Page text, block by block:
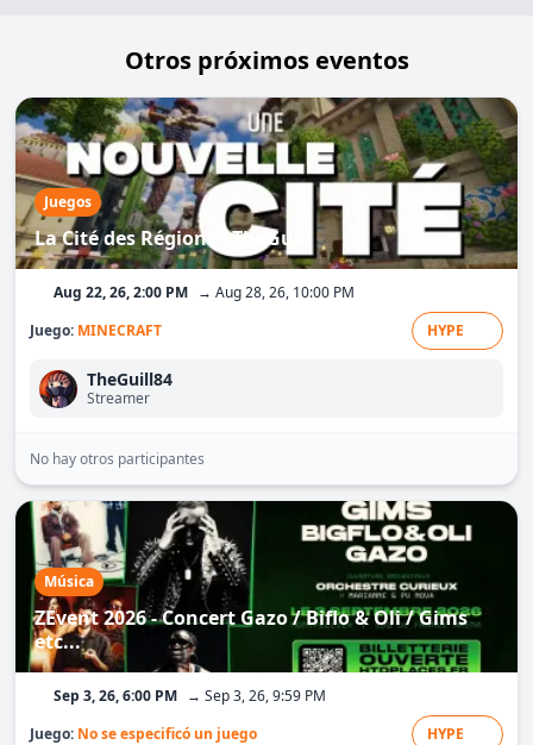
Otros próximos eventos
Juegos
La Cité des Régions - TheGuill
Aug 22, 26, 2:00 PM → Aug 28, 26, 10:00 PM
Juego: MINECRAFT HYPE
TheGuill84
Streamer
No hay otros participantes
Música
ZEvent 2026 - Concert Gazo / Biflo & Oli / Gims
etc...
Sep 3, 26, 6:00 PM → Sep 3, 26, 9:59 PM
Juego: No se especificó un juego HYPE